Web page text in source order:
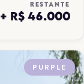
RESTANTE
+ R$ 46.000
PURPLE